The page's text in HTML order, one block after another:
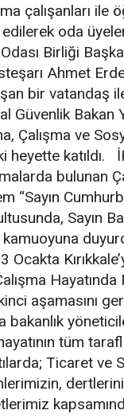
çalışanları ile
oda
Birliği
Ahmet
bir vatandaş
Bakan
Çalışma ve
heyette katıldı.
bulunan
“Sayın
Sayın
aşamasını
bakanlık
tüm
Ticaret ve